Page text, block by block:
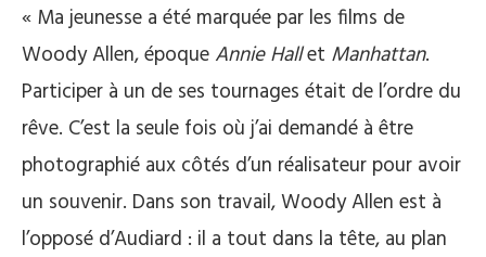
« Ma jeunesse a été marquée par les films de
Woody Allen, époque Annie Hallet Manhattan.
Participer à un de ses tournages était de l’ordre du
rêve. C’est la seule fois où j’ai demandé à être
photographié aux côtés d’un réalisateur pour avoir
un souvenir. Dans son travail, Woody Allen est à
l’opposé d’Audiard : il a tout dans la tête, au plan